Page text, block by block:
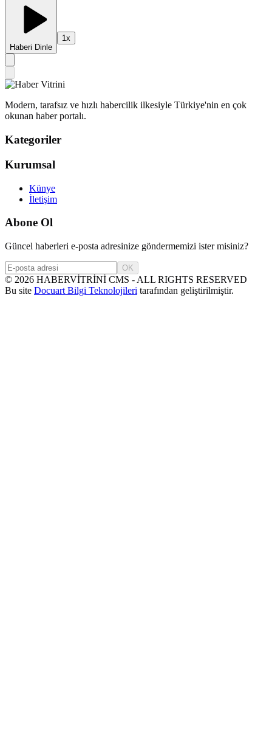
Haberi Dinle
1x
Modern, tarafsız ve hızlı habercilik ilkesiyle Türkiye'nin en çok
okunan haber portalı.
Kategoriler
Kurumsal
Künye
İletişim
Abone Ol
Güncel haberleri e-posta adresinize göndermemizi ister misiniz?
OK
© 2026 HABERVİTRİNİ CMS - ALL RIGHTS RESERVED
Bu site Docuart Bilgi Teknolojileri tarafından geliştirilmiştir.